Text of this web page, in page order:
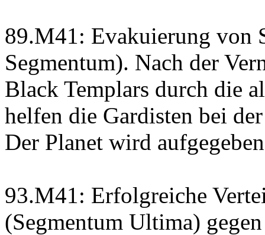
89.M41: Evakuierung von
Segmentum). Nach der
Black Templars durch die
helfen die Gardisten bei
Der Planet wird
93.M41: Erfolgreiche
(Segmentum Ultima)